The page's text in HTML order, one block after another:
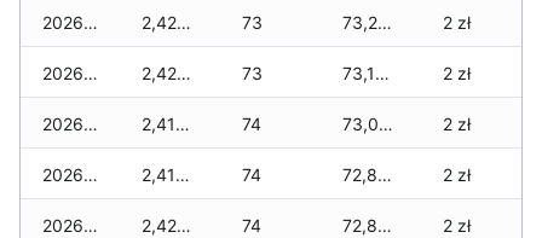
2026-01-12 2,420 zł 73 73,210 zł 2 zł
2026-01-11 2,420 zł 73 73,140 zł 2 zł
2026-01-09 2,415 zł 74 73,015 zł 2 zł
2026-01-08 2,415 zł 74 72,875 zł 2 zł
2026-01-07 2,420 zł 74 72,875 zł 2 zł